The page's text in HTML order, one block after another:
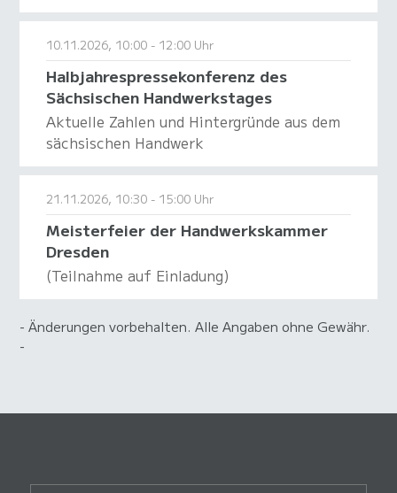
10.11.2026, 10:00 - 12:00 Uhr
Halbjahrespressekonferenz des
Sächsischen Handwerkstages
Aktuelle Zahlen und Hintergründe aus dem
sächsischen Handwerk
21.11.2026, 10:30 - 15:00 Uhr
Meisterfeier der Handwerkskammer
Dresden
(Teilnahme auf Einladung)
- Änderungen vorbehalten. Alle Angaben ohne Gewähr.
-